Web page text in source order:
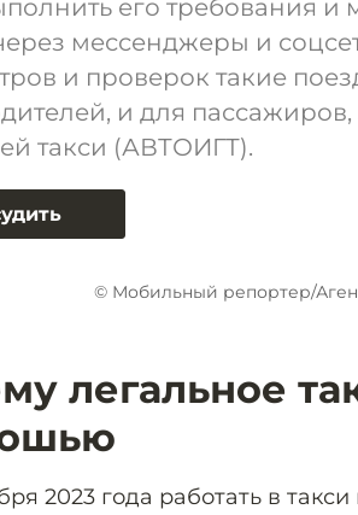
его требования и
мессенджеры и
и проверок такие
и для
такси (АВТОИГТ).
© Мобильный репортер/
легальное
2023 года работать в